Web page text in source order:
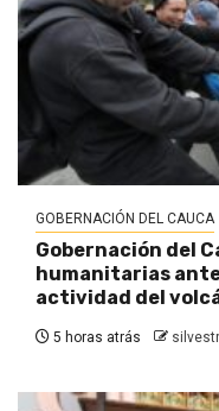
GOBERNACIÓN DEL CAUCA
Gobernación del
humanitarias
actividad del
5 horas atrás